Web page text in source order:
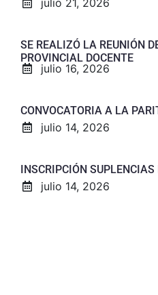
julio 21, 2026
SE REALIZÓ LA REUNIÓN
PROVINCIAL DOCENTE
julio 16, 2026
CONVOCATORIA A LA
julio 14, 2026
INSCRIPCIÓN SUPLENCIAS
julio 14, 2026